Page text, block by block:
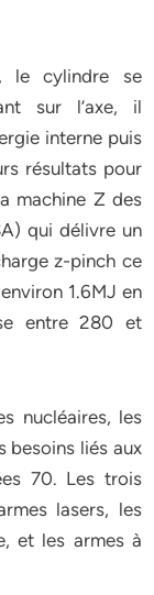
le cylindre se
sur l’axe, il
interne puis
résultats pour
machine Z des
qui délivre un
z-pinch ce
1.6MJ en
entre 280 et
nucléaires, les
besoins liés aux
70. Les trois
lasers, les
et les armes à